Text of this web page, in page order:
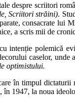
despre scriitori
Scriitori străini).
consacrate lui
a scris mii de
intenție polemică
caselor,
optimistului.
în timpul
1947, la noua